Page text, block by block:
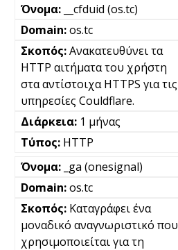
__cfduid (os.tc)
os.tc
Ανακατευθύνει τα
HTTP αιτήματα του χρήστη
στα αντίστοιχα HTTPS για τις
υπηρεσίες Couldflare.
1 μήνας
HTTP
_ga (onesignal)
os.tc
Καταγράφει ένα
μοναδικό αναγνωριστικό που
χρησιμοποιείται για τη